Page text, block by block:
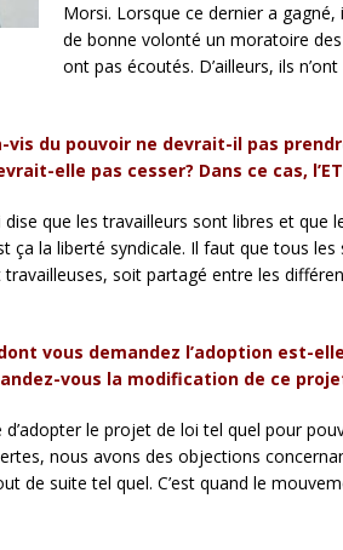
Morsi. Lorsque ce dernier a
de bonne volonté un moratoire
ont pas écoutés. D’ailleurs, ils
vis du pouvoir ne devrait-il pas
elle pas cesser? Dans ce cas,
que les travailleurs sont libres et
ça la liberté syndicale. Il faut que tous
soit partagé entre les
vous demandez l’adoption est-
vous la modification de ce
d’adopter le projet de loi tel quel pour
nous avons des objections
de suite tel quel. C’est quand le